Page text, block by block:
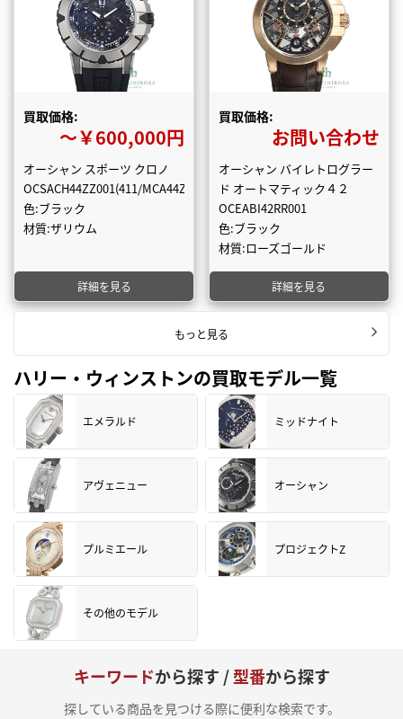
買取価格:
〜￥600,000円
オーシャン スポーツ クロノ
OCSACH44ZZ001(411/MCA44ZC.K)
色:ブラック
材質:ザリウム
詳細を見る
買取価格:
お問い合わせ
オーシャン バイレトログラー
ド オートマティック４２
OCEABI42RR001
色:ブラック
材質:ローズゴールド
詳細を見る
もっと見る
ハリー・ウィンストンの買取モデル一覧
エメラルド ミッドナイト
アヴェニュー オーシャン
プルミエール プロジェクトZ
その他のモデル
キーワードから探す /型番から探す
探している商品を見つける際に便利な検索です。